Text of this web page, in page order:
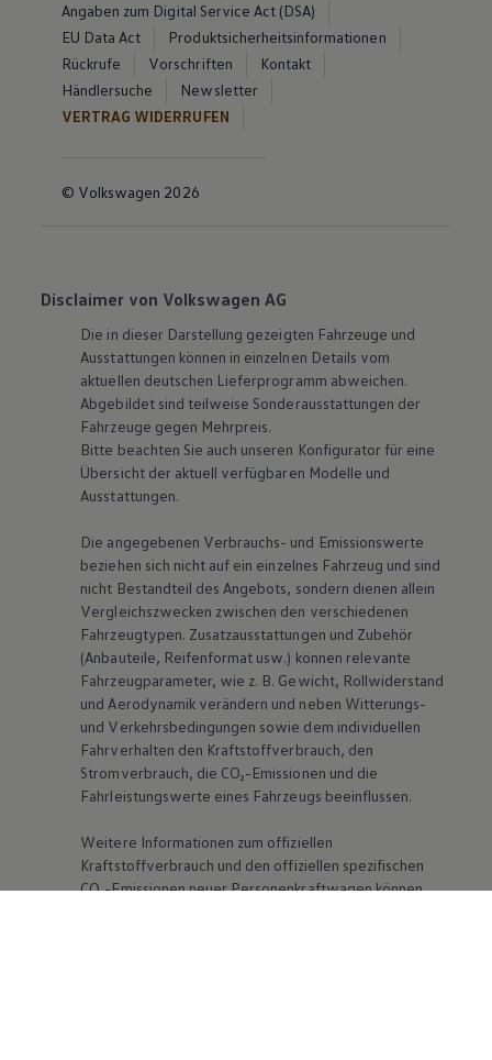
Angaben zum Digital Service Act (DSA)
EU Data Act
Produktsicherheitsinformationen
Rückrufe
Vorschriften
Kontakt
Händlersuche
Newsletter
VERTRAG WIDERRUFEN
© Volkswagen 2026
Disclaimer von Volkswagen AG
Die in dieser Darstellung gezeigten Fahrzeuge und
Ausstattungen können in einzelnen Details vom
aktuellen deutschen Lieferprogramm abweichen.
Abgebildet sind teilweise Sonderausstattungen der
Fahrzeuge gegen Mehrpreis.
Bitte beachten Sie auch unseren Konfigurator für eine
Übersicht der aktuell verfügbaren Modelle und
Ausstattungen.
Die angegebenen Verbrauchs- und Emissionswerte
beziehen sich nicht auf ein einzelnes Fahrzeug und sind
nicht Bestandteil des Angebots, sondern dienen allein
Vergleichszwecken zwischen den verschiedenen
Fahrzeugtypen. Zusatzausstattungen und Zubehör
(Anbauteile, Reifenformat usw.) können relevante
Fahrzeugparameter, wie z. B. Gewicht, Rollwiderstand
und Aerodynamik verändern und neben Witterungs-
und Verkehrsbedingungen sowie dem individuellen
Fahrverhalten den Kraftstoffverbrauch, den
Stromverbrauch, die CO₂-Emissionen und die
Fahrleistungswerte eines Fahrzeugs beeinflussen.
Weitere Informationen zum offiziellen
Kraftstoffverbrauch und den offiziellen spezifischen
CO₂-Emissionen neuer Personenkraftwagen können